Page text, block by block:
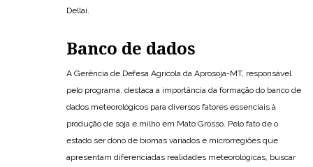
Dellai.
Banco de dados
A Gerência de Defesa Agrícola da Aprosoja-MT, responsável
pelo programa, destaca a importância da formação do banco de
dados meteorológicos para diversos fatores essenciais à
produção de soja e milho em Mato Grosso. Pelo fato de o
estado ser dono de biomas variados e microrregiões que
apresentam diferenciadas realidades meteorológicas, buscar